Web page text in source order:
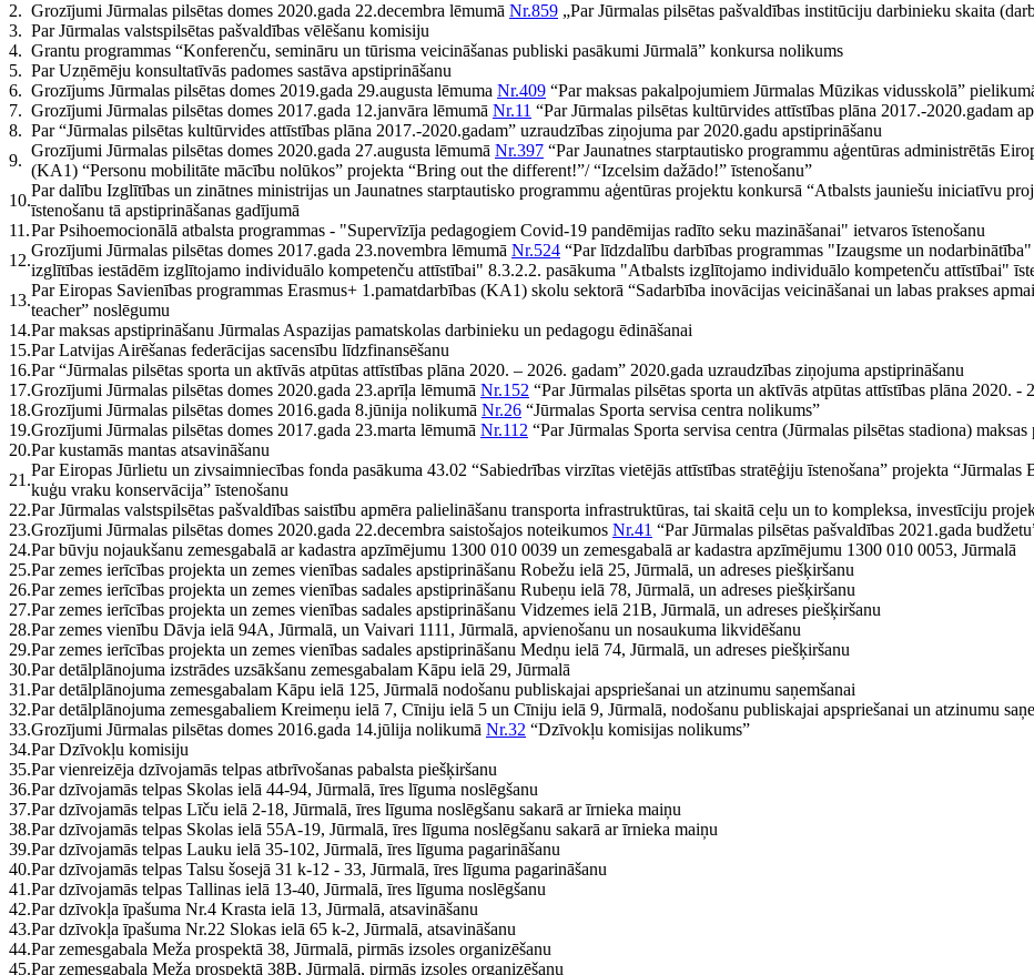
2. Grozījumi Jūrmalas pilsētas domes 2020.gada 22.decembra lēmumā Nr.859 „Par Jūrmalas pilsētas pašvaldības institūciju darbinieku skaita
3. Par Jūrmalas valstspilsētas pašvaldības vēlēšanu komisiju
4. Grantu programmas “Konferenču, semināru un tūrisma veicināšanas publiski pasākumi Jūrmalā” konkursa nolikums
5. Par Uzņēmēju konsultatīvās padomes sastāva apstiprināšanu
6. Grozījums Jūrmalas pilsētas domes 2019.gada 29.augusta lēmuma Nr.409 “Par maksas pakalpojumiem Jūrmalas Mūzikas vidusskolā”
7. Grozījumi Jūrmalas pilsētas domes 2017.gada 12.janvāra lēmumā Nr.11 “Par Jūrmalas pilsētas kultūrvides attīstības plāna 2017.-2020.gadam
8. Par “Jūrmalas pilsētas kultūrvides attīstības plāna 2017.-2020.gadam” uzraudzības ziņojuma par 2020.gadu apstiprināšanu
9.
Grozījumi Jūrmalas pilsētas domes 2020.gada 27.augusta lēmumā Nr.397 “Par Jaunatnes starptautisko programmu aģentūras administrētās
(KA1) “Personu mobilitāte mācību nolūkos” projekta “Bring out the different!”/ “Izcelsim dažādo!” īstenošanu”
10.
Par dalību Izglītības un zinātnes ministrijas un Jaunatnes starptautisko programmu aģentūras projektu konkursā “Atbalsts jauniešu iniciatīvu
īstenošanu tā apstiprināšanas gadījumā
11.Par Psihoemocionālā atbalsta programmas - "Supervīzīja pedagogiem Covid-19 pandēmijas radīto seku mazināšanai" ietvaros īstenošanu
12.
Grozījumi Jūrmalas pilsētas domes 2017.gada 23.novembra lēmumā Nr.524 “Par līdzdalību darbības programmas "Izaugsme un
izglītības iestādēm izglītojamo individuālo kompetenču attīstībai" 8.3.2.2. pasākuma "Atbalsts izglītojamo individuālo kompetenču attīstībai"
13.
Par Eiropas Savienības programmas Erasmus+ 1.pamatdarbības (KA1) skolu sektorā “Sadarbība inovācijas veicināšanai un labas prakses
teacher” noslēgumu
14.Par maksas apstiprināšanu Jūrmalas Aspazijas pamatskolas darbinieku un pedagogu ēdināšanai
15.Par Latvijas Airēšanas federācijas sacensību līdzfinansēšanu
16.Par “Jūrmalas pilsētas sporta un aktīvās atpūtas attīstības plāna 2020. – 2026. gadam” 2020.gada uzraudzības ziņojuma apstiprināšanu
17.Grozījumi Jūrmalas pilsētas domes 2020.gada 23.aprīļa lēmumā Nr.152 “Par Jūrmalas pilsētas sporta un aktīvās atpūtas attīstības plāna 2020. -
18.Grozījumi Jūrmalas pilsētas domes 2016.gada 8.jūnija nolikumā Nr.26 “Jūrmalas Sporta servisa centra nolikums”
19.Grozījumi Jūrmalas pilsētas domes 2017.gada 23.marta lēmumā Nr.112 “Par Jūrmalas Sporta servisa centra (Jūrmalas pilsētas stadiona)
20.Par kustamās mantas atsavināšanu
21.
Par Eiropas Jūrlietu un zivsaimniecības fonda pasākuma 43.02 “Sabiedrības virzītas vietējās attīstības stratēģiju īstenošana” projekta
kuģu vraku konservācija” īstenošanu
22.Par Jūrmalas valstspilsētas pašvaldības saistību apmēra palielināšanu transporta infrastruktūras, tai skaitā ceļu un to kompleksa, investīciju
23.Grozījumi Jūrmalas pilsētas domes 2020.gada 22.decembra saistošajos noteikumos Nr.41 “Par Jūrmalas pilsētas pašvaldības 2021.gada
24.Par būvju nojaukšanu zemesgabalā ar kadastra apzīmējumu 1300 010 0039 un zemesgabalā ar kadastra apzīmējumu 1300 010 0053, Jūrmalā
25.Par zemes ierīcības projekta un zemes vienības sadales apstiprināšanu Robežu ielā 25, Jūrmalā, un adreses piešķiršanu
26.Par zemes ierīcības projekta un zemes vienības sadales apstiprināšanu Rubeņu ielā 78, Jūrmalā, un adreses piešķiršanu
27.Par zemes ierīcības projekta un zemes vienības sadales apstiprināšanu Vidzemes ielā 21B, Jūrmalā, un adreses piešķiršanu
28.Par zemes vienību Dāvja ielā 94A, Jūrmalā, un Vaivari 1111, Jūrmalā, apvienošanu un nosaukuma likvidēšanu
29.Par zemes ierīcības projekta un zemes vienības sadales apstiprināšanu Medņu ielā 74, Jūrmalā, un adreses piešķiršanu
30.Par detālplānojuma izstrādes uzsākšanu zemesgabalam Kāpu ielā 29, Jūrmalā
31.Par detālplānojuma zemesgabalam Kāpu ielā 125, Jūrmalā nodošanu publiskajai apspriešanai un atzinumu saņemšanai
32.Par detālplānojuma zemesgabaliem Kreimeņu ielā 7, Cīniju ielā 5 un Cīniju ielā 9, Jūrmalā, nodošanu publiskajai apspriešanai un atzinumu
33.Grozījumi Jūrmalas pilsētas domes 2016.gada 14.jūlija nolikumā Nr.32 “Dzīvokļu komisijas nolikums”
34.Par Dzīvokļu komisiju
35.Par vienreizēja dzīvojamās telpas atbrīvošanas pabalsta piešķiršanu
36.Par dzīvojamās telpas Skolas ielā 44-94, Jūrmalā, īres līguma noslēgšanu
37.Par dzīvojamās telpas Līču ielā 2-18, Jūrmalā, īres līguma noslēgšanu sakarā ar īrnieka maiņu
38.Par dzīvojamās telpas Skolas ielā 55A-19, Jūrmalā, īres līguma noslēgšanu sakarā ar īrnieka maiņu
39.Par dzīvojamās telpas Lauku ielā 35-102, Jūrmalā, īres līguma pagarināšanu
40.Par dzīvojamās telpas Talsu šosejā 31 k-12 - 33, Jūrmalā, īres līguma pagarināšanu
41.Par dzīvojamās telpas Tallinas ielā 13-40, Jūrmalā, īres līguma noslēgšanu
42.Par dzīvokļa īpašuma Nr.4 Krasta ielā 13, Jūrmalā, atsavināšanu
43.Par dzīvokļa īpašuma Nr.22 Slokas ielā 65 k-2, Jūrmalā, atsavināšanu
44.Par zemesgabala Meža prospektā 38, Jūrmalā, pirmās izsoles organizēšanu
45.Par zemesgabala Meža prospektā 38B, Jūrmalā, pirmās izsoles organizēšanu